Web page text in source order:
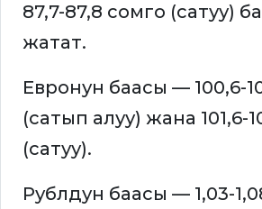
87,7-87,8 сомго (сатуу)
жатат.
Евронун баасы — 100,6-
(сатып алуу) жана 101,6-
(сатуу).
Рублдун баасы — 1,03-